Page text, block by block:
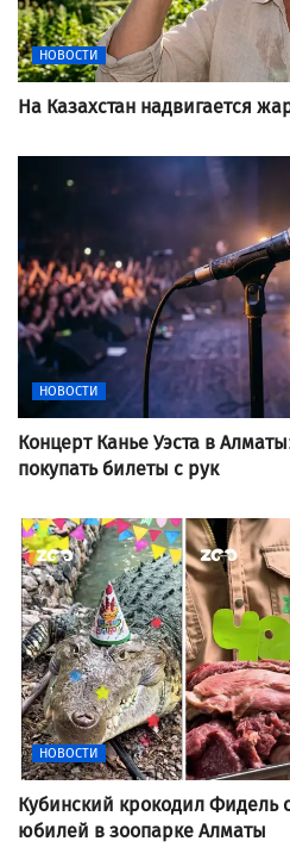
НОВОСТИ
На Казахстан надвигается
НОВОСТИ
Концерт Канье Уэста в
покупать билеты с рук
НОВОСТИ
Кубинский крокодил Фидель
юбилей в зоопарке Алматы